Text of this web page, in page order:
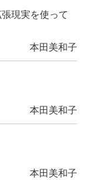
現実を使って
本田美和子
本田美和子
本田美和子